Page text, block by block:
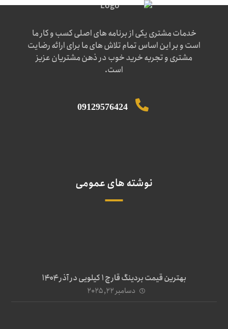
خدمات مشتری یکی از برنامه های اصلی کسب و کار ما
است و بر این اساس تمام تلاش های ما برای ارائه رضایت
مشتری و تجربه خرید خوب در ذهن مشتریان عزیز
است.
09129576424
نوشته های عمومی
بهترین قیمت بردینگ قارچ 1 کیلویی در آذر ۱۴۰۴
دسامبر ۲۲, ۲۰۲۵